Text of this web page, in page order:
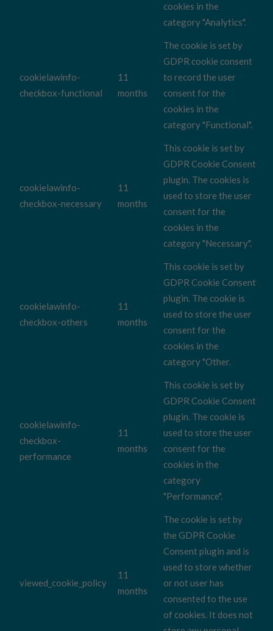
cookies in the
category "Analytics".
cookielawinfo-
checkbox-functional
11
months
The cookie is set by
GDPR cookie consent
to record the user
consent for the
cookies in the
category "Functional".
cookielawinfo-
checkbox-necessary
11
months
This cookie is set by
GDPR Cookie Consent
plugin. The cookies is
used to store the user
consent for the
cookies in the
category "Necessary".
cookielawinfo-
checkbox-others
11
months
This cookie is set by
GDPR Cookie Consent
plugin. The cookie is
used to store the user
consent for the
cookies in the
category "Other.
cookielawinfo-
checkbox-
performance
11
months
This cookie is set by
GDPR Cookie Consent
plugin. The cookie is
used to store the user
consent for the
cookies in the
category
"Performance".
viewed_cookie_policy
11
months
The cookie is set by
the GDPR Cookie
Consent plugin and is
used to store whether
or not user has
consented to the use
of cookies. It does not